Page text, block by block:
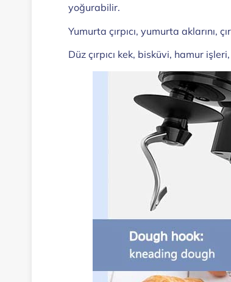
yoğurabilir.
Yumurta çırpıcı, yumurta aklarını,
Düz çırpıcı kek, bisküvi, hamur